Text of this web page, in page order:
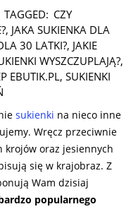
TAGGED: CZY
, JAKA SUKIENKA DLA
30 LATKI?, JAKIE
WYSZCZUPLAJĄ?,
EBUTIK.PL, SUKIENKI
sukienki na nieco inne
Wręcz przeciwnie
krojów oraz jesiennych
się w krajobraz. Z
Wam dzisiaj
popularnego